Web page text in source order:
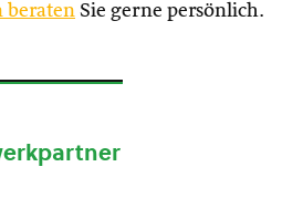
beraten Sie gerne persönlich.